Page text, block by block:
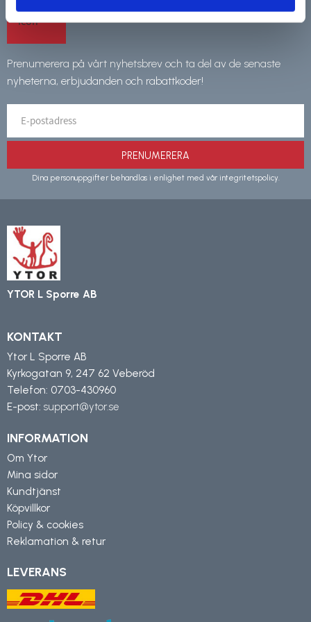
Prenumerera på vårt nyhetsbrev och ta del av de senaste
nyheterna, erbjudanden och rabattkoder!
PRENUMERERA
Dina personuppgifter behandlas i enlighet med vår integritetspolicy
YTOR L Sporre AB
KONTAKT
Ytor L Sporre AB
Kyrkogatan 9, 247 62 Veberöd
Telefon: 0703-430960
E-post: support@ytor.se
INFORMATION
Om Ytor
Mina sidor
Kundtjänst
Köpvillkor
Policy & cookies
Reklamation & retur
LEVERANS